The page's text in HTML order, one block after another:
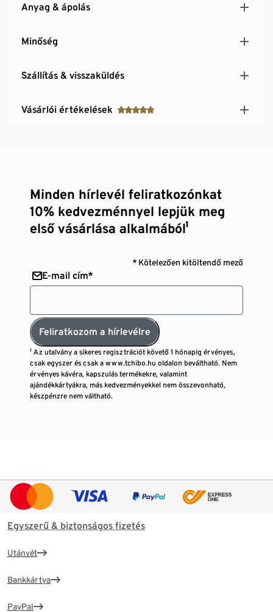
Anyag & ápolás
Minőség
Szállítás & visszaküldés
Vásárlói értékelések
Minden hírlevél feliratkozónkat
10% kedvezménnyel lepjük meg
első vásárlása alkalmából¹
* Kötelezően kitöltendő mező
E-mail cím*
Feliratkozom a hírlevélre
¹ Az utalvány a sikeres regisztrációt követő 1 hónapig érvényes,
csak egyszer és csak a www.tchibo.hu oldalon beváltható. Nem
érvényes kávéra, kapszulás termékekre, valamint
ajándékkártyákra, más kedvezményekkel nem összevonható,
készpénzre nem váltható.
Egyszerű & biztonságos fizetés
Utánvét
Bankkártya
PayPal